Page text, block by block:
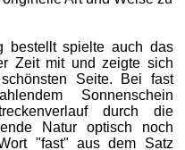
bestellt spielte auch das
Zeit mit und zeigte sich
Seite. Bei fast
Sonnenschein
durch die
Natur optisch noch
"fast" aus dem Satz